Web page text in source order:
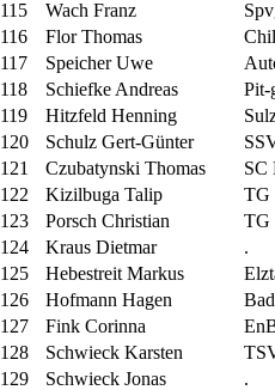
115
Wach Franz
116
Flor Thomas
117
Speicher Uwe
118
Schiefke Andreas Pit-
119
Hitzfeld Henning
120
Schulz Gert-Günter
121
Czubatynski Thomas SC
122
Kizilbuga Talip TG
123
Porsch Christian TG
124
Kraus Dietmar .
125
Hebestreit Markus
126
Hofmann Hagen
127
Fink Corinna
128
Schwieck Karsten
129
Schwieck Jonas .